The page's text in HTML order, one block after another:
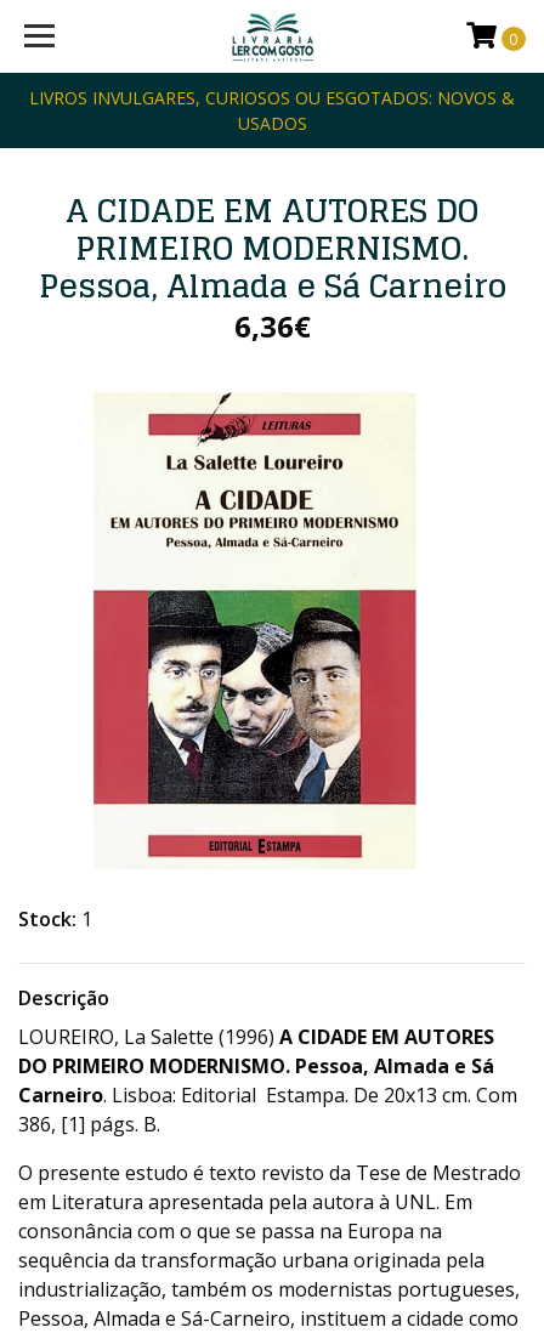
LIVROS INVULGARES, CURIOSOS OU ESGOTADOS: NOVOS &
USADOS
0
A CIDADE EM AUTORES DO
PRIMEIRO MODERNISMO.
Pessoa, Almada e Sá Carneiro
6,36€
Stock: 1
Descrição
LOUREIRO, La Salette (1996) A CIDADE EM AUTORES
DO PRIMEIRO MODERNISMO. Pessoa, Almada e Sá
Carneiro. Lisboa: Editorial Estampa. De 20x13 cm. Com
386, [1] págs. B.
O presente estudo é texto revisto da Tese de Mestrado
em Literatura apresentada pela autora à UNL. Em
consonância com o que se passa na Europa na
sequência da transformação urbana originada pela
industrialização, também os modernistas portugueses,
Pessoa, Almada e Sá-Carneiro, instituem a cidade como